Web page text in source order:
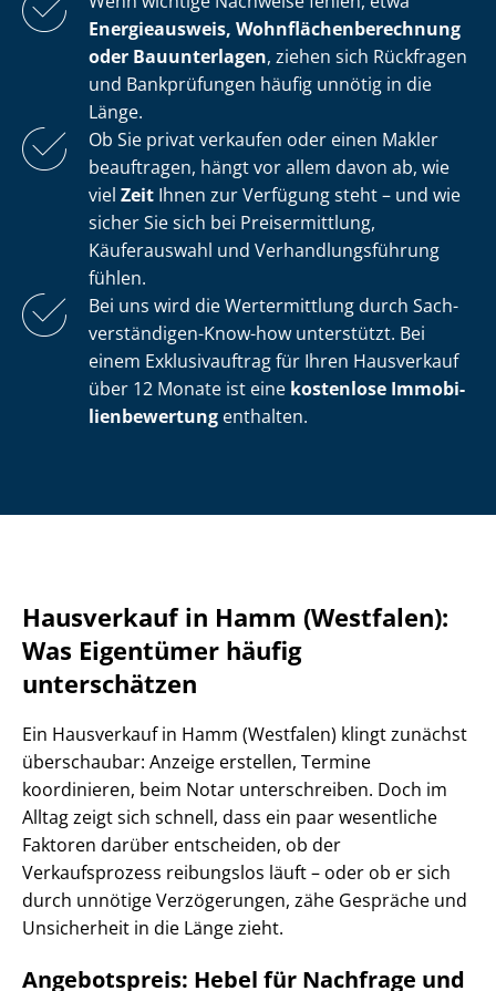
Energieausweis, Wohn­flä­chen­be­rech­nung
oder Bauunterlagen, ziehen sich Rückfragen
und Bankprüfungen häufig unnötig in die
Länge.
Ob Sie privat verkaufen oder einen Makler
beauftragen, hängt vor allem davon ab, wie
viel Zeit Ihnen zur Verfügung steht – und wie
sicher Sie sich bei Preisermittlung,
Käuferauswahl und Ver­hand­lungs­füh­rung
fühlen.
Bei uns wird die Wertermittlung durch Sach­
ver­stän­di­gen-Know-how unterstützt. Bei
einem Exklusivauftrag für Ihren Hausverkauf
über 12 Monate ist eine kostenlose Im­mo­bi­
li­en­be­wer­tung enthalten.
Hausverkauf in Hamm (Westfalen):
Was Eigentümer häufig
unterschätzen
Ein Hausverkauf in Hamm (Westfalen) klingt zunächst
überschaubar: Anzeige erstellen, Termine
koordinieren, beim Notar unterschreiben. Doch im
Alltag zeigt sich schnell, dass ein paar wesentliche
Faktoren darüber entscheiden, ob der
Verkaufsprozess reibungslos läuft – oder ob er sich
durch unnötige Verzögerungen, zähe Gespräche und
Unsicherheit in die Länge zieht.
Angebotspreis: Hebel für Nachfrage und